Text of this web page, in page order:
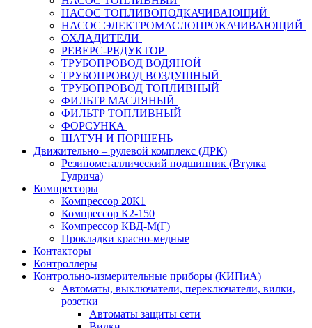
НАСОС ТОПЛИВОПОДКАЧИВАЮЩИЙ
НАСОС ЭЛЕКТРОМАСЛОПРОКАЧИВАЮЩИЙ
ОХЛАДИТЕЛИ
РЕВЕРС-РЕДУКТОР
ТРУБОПРОВОД ВОДЯНОЙ
ТРУБОПРОВОД ВОЗДУШНЫЙ
ТРУБОПРОВОД ТОПЛИВНЫЙ
ФИЛЬТР МАСЛЯНЫЙ
ФИЛЬТР ТОПЛИВНЫЙ
ФОРСУНКА
ШАТУН И ПОРШЕНЬ
Движительно – рулевой комплекс (ДРК)
Резинометаллический подшипник (Втулка
Гудрича)
Компрессоры
Компрессор 20К1
Компрессор К2-150
Компрессор КВД-М(Г)
Прокладки красно-медные
Контакторы
Контроллеры
Контрольно-измерительные приборы (КИПиА)
Автоматы, выключатели, переключатели, вилки,
розетки
Автоматы защиты сети